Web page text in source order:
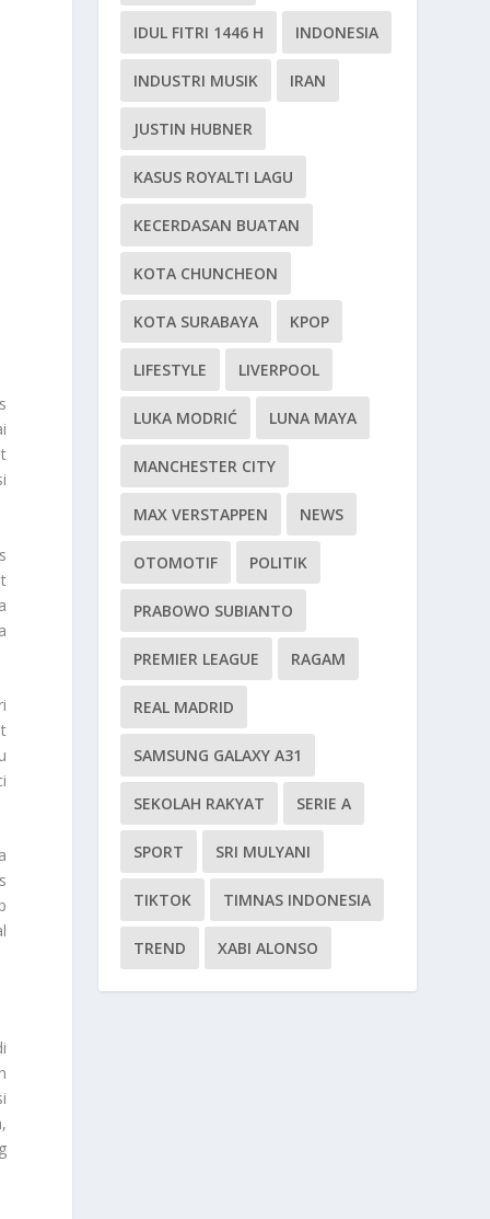
IDUL FITRI 1446 H INDONESIA
INDUSTRI MUSIK IRAN
JUSTIN HUBNER
KASUS ROYALTI LAGU
KECERDASAN BUATAN
KOTA CHUNCHEON
KOTA SURABAYA KPOP
LIFESTYLE LIVERPOOL
LUKA MODRIĆ LUNA MAYA
MANCHESTER CITY
MAX VERSTAPPEN NEWS
OTOMOTIF POLITIK
PRABOWO SUBIANTO
PREMIER LEAGUE RAGAM
REAL MADRID
SAMSUNG GALAXY A31
SEKOLAH RAKYAT SERIE A
SPORT SRI MULYANI
TIKTOK TIMNAS INDONESIA
TREND XABI ALONSO